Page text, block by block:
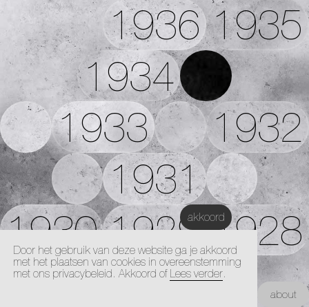
1936 1935
1934
1933
1932
1931
1930 1929 1928
1927
about
Door het gebruik van deze website ga je akkoord
met het plaatsen van cookies in overeenstemming
met ons privacybeleid. Akkoord of Lees verder.
akkoord